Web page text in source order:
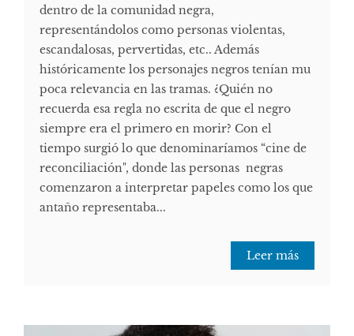
dentro de la comunidad negra,
representándolos como personas violentas,
escandalosas, pervertidas, etc.. Además
históricamente los personajes negros tenían mu
poca relevancia en las tramas. ¿Quién no
recuerda esa regla no escrita de que el negro
siempre era el primero en morir? Con el
tiempo surgió lo que denominaríamos “cine de
reconciliación", donde las personas negras
comenzaron a interpretar papeles como los que
antaño representaba...
Leer más